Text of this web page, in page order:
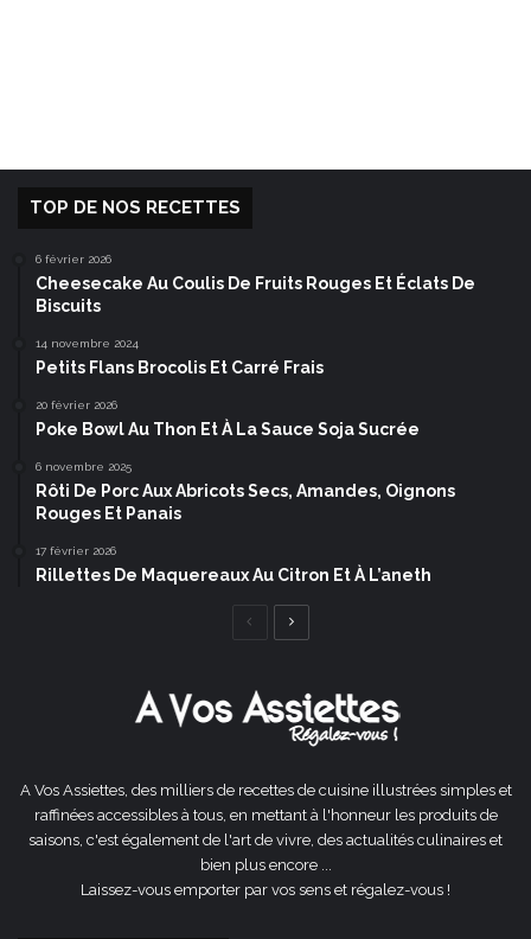
TOP DE NOS RECETTES
6 février 2026
Cheesecake Au Coulis De Fruits Rouges Et Éclats De
Biscuits
14 novembre 2024
Petits Flans Brocolis Et Carré Frais
20 février 2026
Poke Bowl Au Thon Et À La Sauce Soja Sucrée
6 novembre 2025
Rôti De Porc Aux Abricots Secs, Amandes, Oignons
Rouges Et Panais
17 février 2026
Rillettes De Maquereaux Au Citron Et À L’aneth
Page
A Vos Assiettes, des milliers de recettes de cuisine illustrées simples et
raffinées accessibles à tous, en mettant à l'honneur les produits de
saisons, c'est également de l'art de vivre, des actualités culinaires et
bien plus encore ...
Laissez-vous emporter par vos sens et régalez-vous !